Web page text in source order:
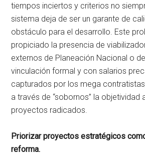
tiempos inciertos y criterios no
sistema deja de ser un garante de
obstáculo para el desarrollo. Este
propiciado la presencia de
externos de Planeación Nacional o
vinculación formal y con salarios
capturados por los mega
a través de “sobornos” la objetividad
proyectos radicados.
Priorizar proyectos estratégicos
reforma.